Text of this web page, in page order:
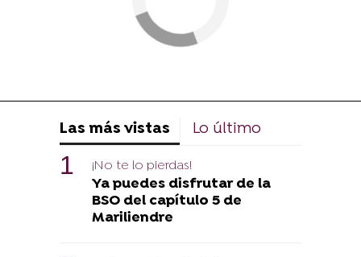
Las más vistas Lo último
¡No te lo pierdas!
Ya puedes disfrutar de la
BSO del capítulo 5 de
Mariliendre